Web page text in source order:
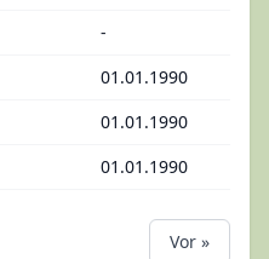
-
01.01.1990
01.01.1990
01.01.1990
Vor »